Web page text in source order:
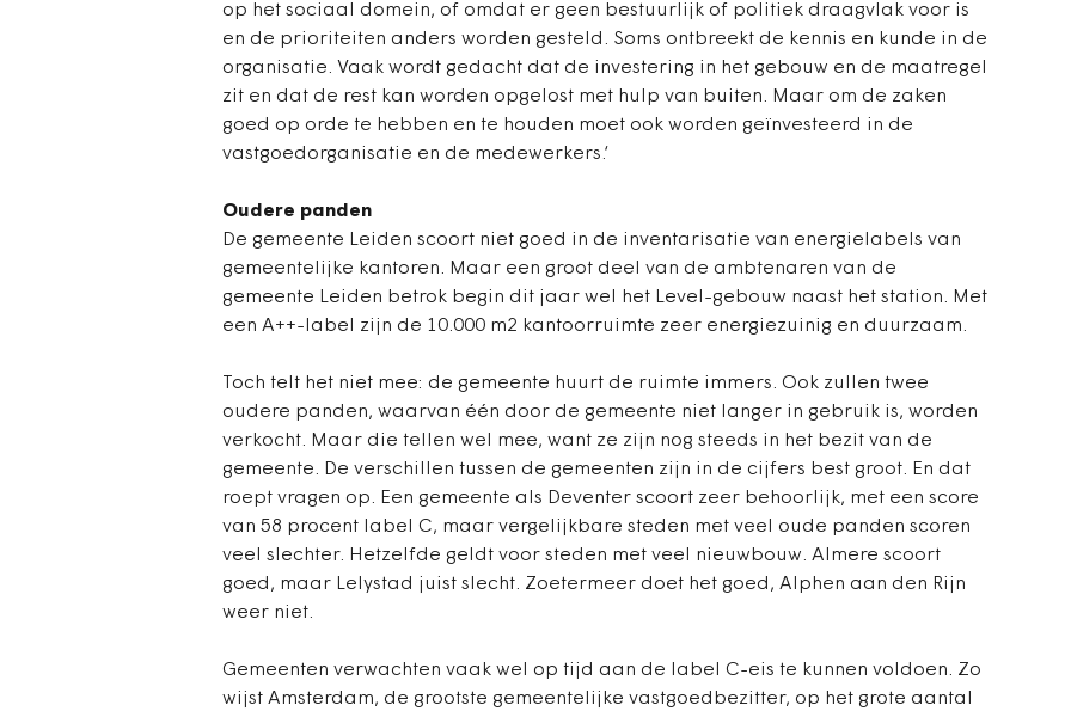
op het sociaal domein, of omdat er geen bestuurlijk of politiek draagvlak voor is
en de prioriteiten anders worden gesteld. Soms ontbreekt de kennis en kunde in de
organisatie. Vaak wordt gedacht dat de investering in het gebouw en de maatregel
zit en dat de rest kan worden opgelost met hulp van buiten. Maar om de zaken
goed op orde te hebben en te houden moet ook worden geïnvesteerd in de
vastgoedorganisatie en de medewerkers.‘
Oudere panden
De gemeente Leiden scoort niet goed in de inventarisatie van energielabels van
gemeentelijke kantoren. Maar een groot deel van de ambtenaren van de
gemeente Leiden betrok begin dit jaar wel het Level-gebouw naast het station. Met
een A++-label zijn de 10.000 m2 kantoorruimte zeer energiezuinig en duurzaam.
Toch telt het niet mee: de gemeente huurt de ruimte immers. Ook zullen twee
oudere panden, waarvan één door de gemeente niet langer in gebruik is, worden
verkocht. Maar die tellen wel mee, want ze zijn nog steeds in het bezit van de
gemeente. De verschillen tussen de gemeenten zijn in de cijfers best groot. En dat
roept vragen op. Een gemeente als Deventer scoort zeer behoorlijk, met een score
van 58 procent label C, maar vergelijkbare steden met veel oude panden scoren
veel slechter. Hetzelfde geldt voor steden met veel nieuwbouw. Almere scoort
goed, maar Lelystad juist slecht. Zoetermeer doet het goed, Alphen aan den Rijn
weer niet.
Gemeenten verwachten vaak wel op tijd aan de label C-eis te kunnen voldoen. Zo
wijst Amsterdam, de grootste gemeentelijke vastgoedbezitter, op het grote aantal